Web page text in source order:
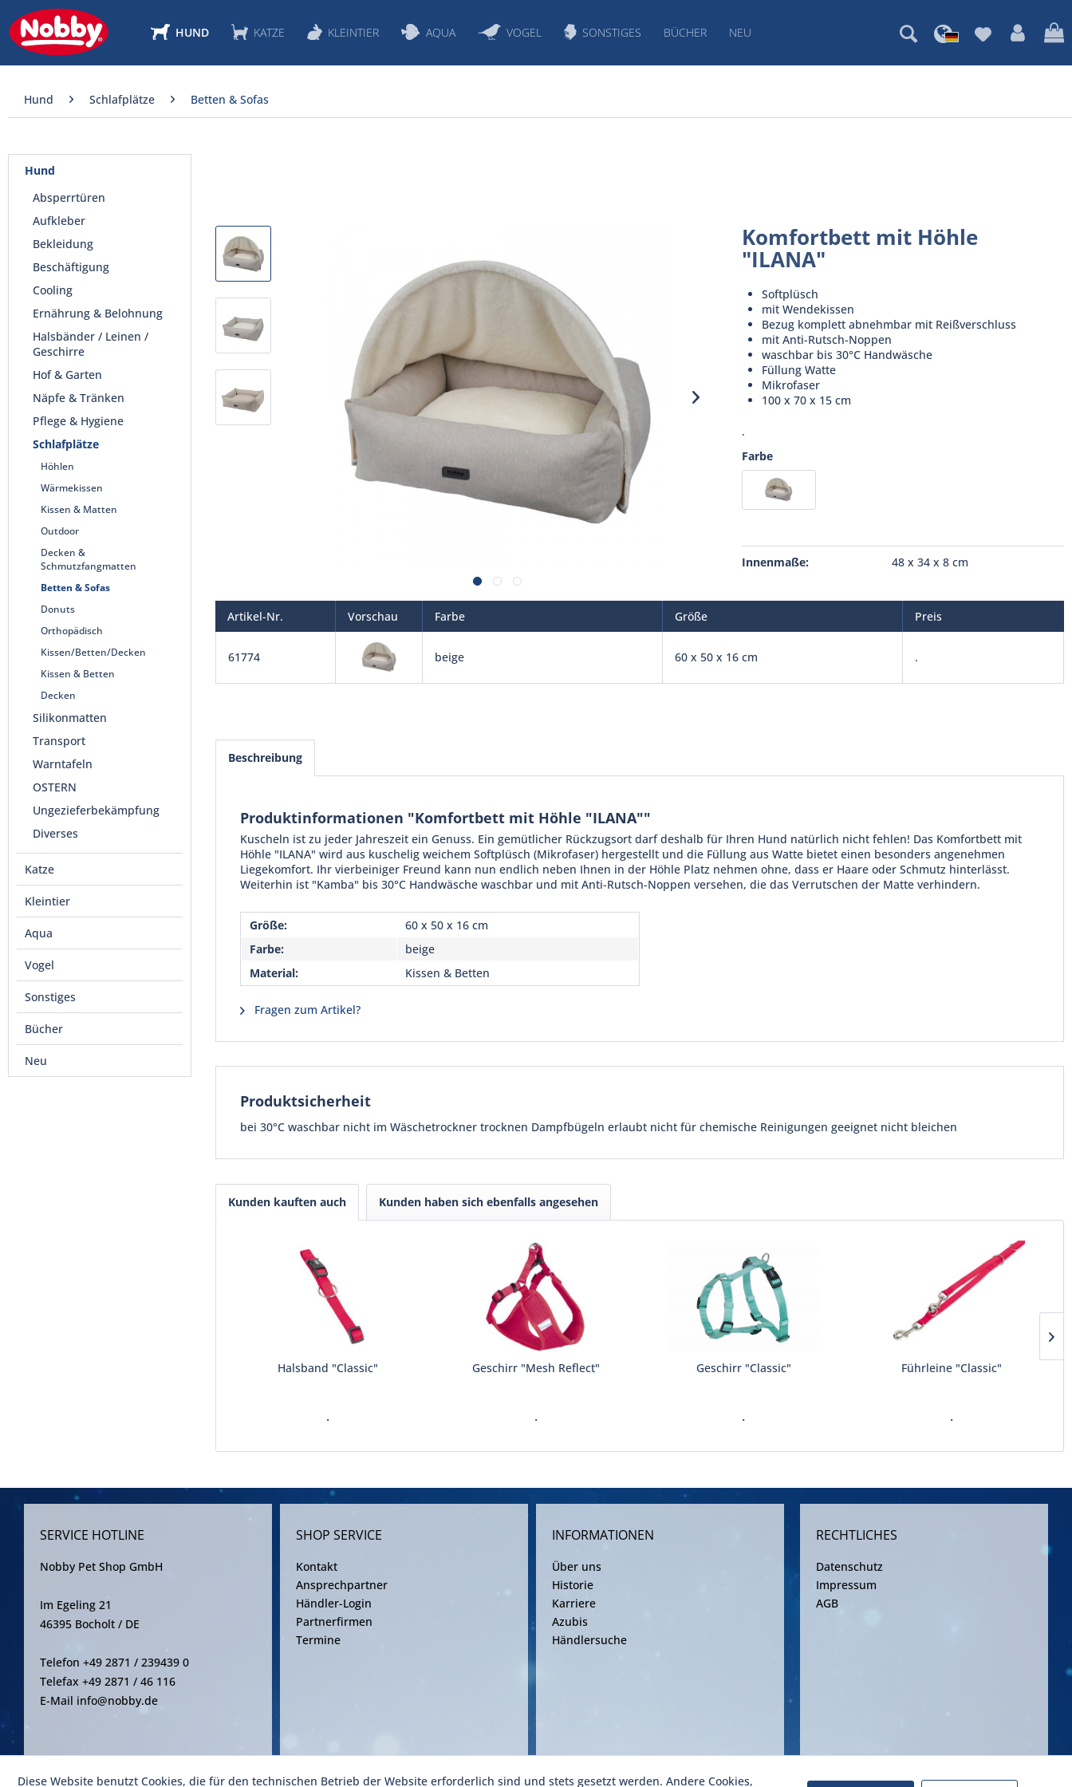
HUND KATZE KLEINTIER AQUA VOGEL SONSTIGES BÜCHER NEU
Hund Schlafplätze Betten & Sofas
Hund
Absperrtüren
Aufkleber
Bekleidung
Beschäftigung
Cooling
Ernährung & Belohnung
Halsbänder / Leinen /
Geschirre
Hof & Garten
Näpfe & Tränken
Pflege & Hygiene
Schlafplätze
Höhlen
Wärmekissen
Kissen & Matten
Outdoor
Decken &
Schmutzfangmatten
Betten & Sofas
Donuts
Orthopädisch
Kissen/Betten/Decken
Kissen & Betten
Decken
Silikonmatten
Transport
Warntafeln
OSTERN
Ungezieferbekämpfung
Diverses
Katze
Kleintier
Aqua
Vogel
Sonstiges
Bücher
Neu
Komfortbett mit Höhle
"ILANA"
Softplüsch
mit Wendekissen
Bezug komplett abnehmbar mit Reißverschluss
mit Anti-Rutsch-Noppen
waschbar bis 30°C Handwäsche
Füllung Watte
Mikrofaser
100 x 70 x 15 cm
.
Farbe
Innenmaße: 48 x 34 x 8 cm
Artikel-Nr. Vorschau Farbe Größe Preis
61774 beige 60 x 50 x 16 cm .
Beschreibung
Produktinformationen "Komfortbett mit Höhle "ILANA""
Kuscheln ist zu jeder Jahreszeit ein Genuss. Ein gemütlicher Rückzugsort darf deshalb für Ihren Hund natürlich nicht fehlen! Das Komfortbett mit
Höhle "ILANA" wird aus kuschelig weichem Softplüsch (Mikrofaser) hergestellt und die Füllung aus Watte bietet einen besonders angenehmen
Liegekomfort. Ihr vierbeiniger Freund kann nun endlich neben Ihnen in der Höhle Platz nehmen ohne, dass er Haare oder Schmutz hinterlässt.
Weiterhin ist "Kamba" bis 30°C Handwäsche waschbar und mit Anti-Rutsch-Noppen versehen, die das Verrutschen der Matte verhindern.
Größe:
60 x 50 x 16 cm
Farbe:
beige
Material:
Kissen & Betten
Fragen zum Artikel?
Produktsicherheit
bei 30°C waschbar nicht im Wäschetrockner trocknen Dampfbügeln erlaubt nicht für chemische Reinigungen geeignet nicht bleichen
Kunden kauften auch Kunden haben sich ebenfalls angesehen
Halsband "Classic"
.
Geschirr "Mesh Reflect"
.
Geschirr "Classic"
.
Führleine "Classic"
.
SERVICE HOTLINE
Nobby Pet Shop GmbH
Im Egeling 21
46395 Bocholt / DE
Telefon +49 2871 / 239439 0
Telefax +49 2871 / 46 116
E-Mail info@nobby.de
SHOP SERVICE
Kontakt
Ansprechpartner
Händler-Login
Partnerfirmen
Termine
INFORMATIONEN
Über uns
Historie
Karriere
Azubis
Händlersuche
RECHTLICHES
Datenschutz
Impressum
AGB
Diese Website benutzt Cookies, die für den technischen Betrieb der Website erforderlich sind und stets gesetzt werden. Andere Cookies,